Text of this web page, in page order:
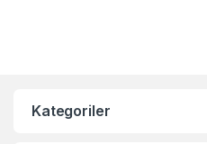
Kategoriler